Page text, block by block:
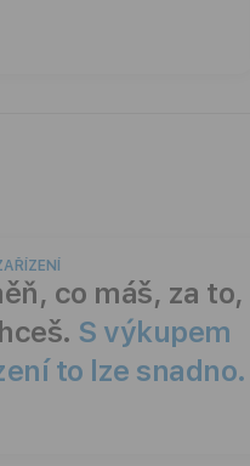
co máš, za to,
S výkupem
to lze snadno.